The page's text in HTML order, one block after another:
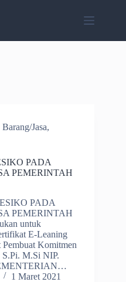
Jasa,
PADA
PEMERINTAH
PADA
PEMERINTAH
untuk
E-Leaning
Pembuat Komitmen
M.Si NIP.
1 Maret 2021